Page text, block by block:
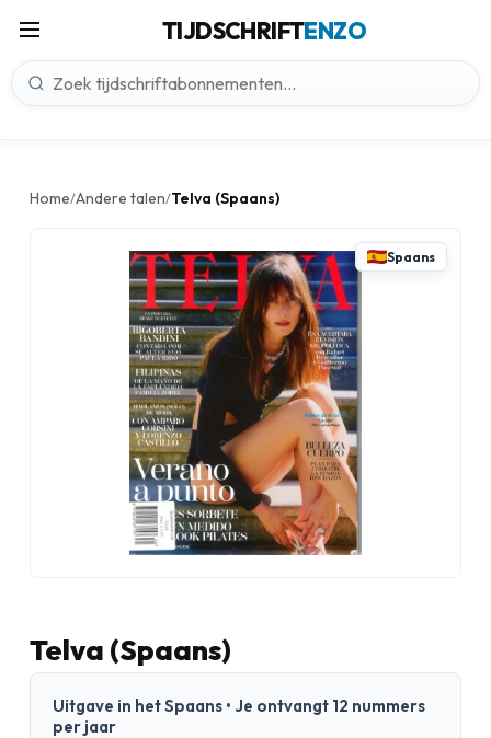
TIJDSCHRIFTENZO
Home/Andere talen/Telva (Spaans)
Spaans
Telva (Spaans)
Uitgave in het Spaans • Je ontvangt 12 nummers
per jaar